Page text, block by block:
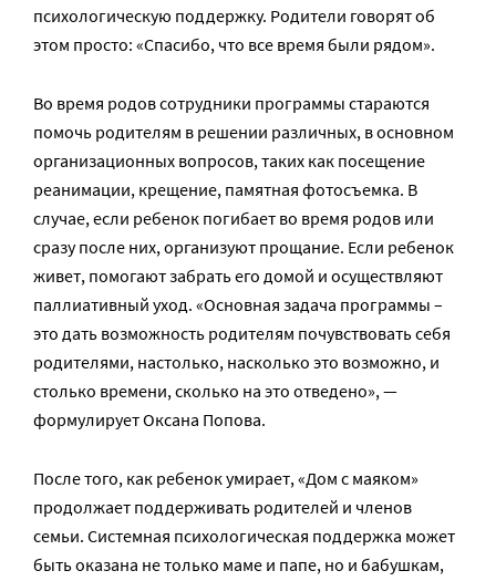
психологическую поддержку. Родители говорят об
этом просто: «Спасибо, что все время были рядом».
Во время родов сотрудники программы стараются
помочь родителям в решении различных, в основном
организационных вопросов, таких как посещение
реанимации, крещение, памятная фотосъемка. В
случае, если ребенок погибает во время родов или
сразу после них, организуют прощание. Если ребенок
живет, помогают забрать его домой и осуществляют
паллиативный уход. «Основная задача программы –
это дать возможность родителям почувствовать себя
родителями, настолько, насколько это возможно, и
столько времени, сколько на это отведено», —
формулирует Оксана Попова.
После того, как ребенок умирает, «Дом с маяком»
продолжает поддерживать родителей и членов
семьи. Системная психологическая поддержка может
быть оказана не только маме и папе, но и бабушкам,